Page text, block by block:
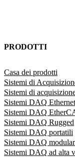
PRODOTTI
Casa dei prodotti
Sistemi di
Sistemi di
Sistemi DAQ Ethernet
Sistemi DAQ
Sistemi DAQ Rugged
Sistemi DAQ portatili
Sistemi DAQ
Sistemi DAQ ad alta